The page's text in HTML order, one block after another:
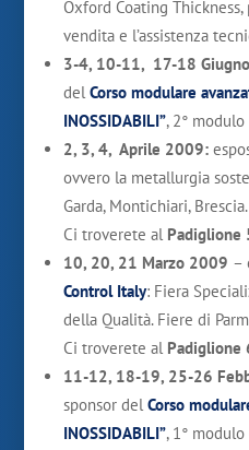
Oxford Coating
vendita e l’assistenza
3-4, 10-11, 17-18
delCorso modulare
INOSSIDABILI”, 2° modulo
2, 3, 4, Aprile 2009:
ovvero la metallurgia
Garda, Montichiari, Brescia.
Ci troverete al Padiglione
10, 20, 21 Marzo 2009 –
Control Italy: Fiera
della Qualità. Fiere di
Ci troverete al Padiglione
11-12, 18-19, 25-26
sponsor delCorso
INOSSIDABILI”, 1°